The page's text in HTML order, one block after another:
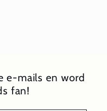
e-mails en word
fan!